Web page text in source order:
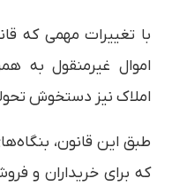
با تغییرات مهمی که
اموال غیرمنقول به
املاک نیز دستخوش
طبق این قانون،
که برای خریداران و